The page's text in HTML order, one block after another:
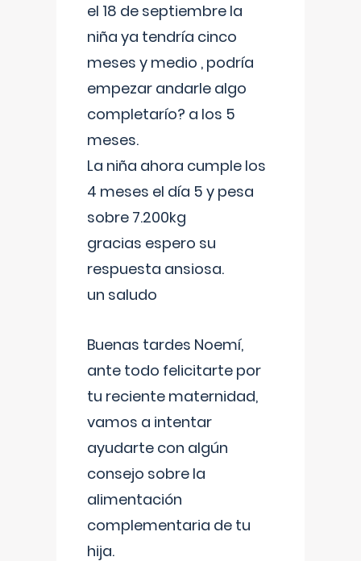
el 18 de septiembre la
niña ya tendría cinco
meses y medio , podría
empezar andarle algo
completarío? a los 5
meses.
La niña ahora cumple los
4 meses el día 5 y pesa
sobre 7.200kg
gracias espero su
respuesta ansiosa.
un saludo
Buenas tardes Noemí,
ante todo felicitarte por
tu reciente maternidad,
vamos a intentar
ayudarte con algún
consejo sobre la
alimentación
complementaria de tu
hija.